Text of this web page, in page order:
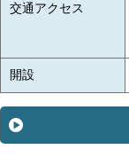
交通アクセス
開設